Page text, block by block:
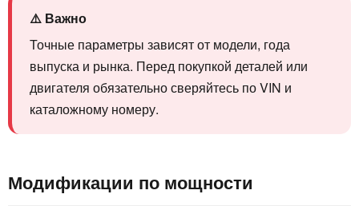
⚠️ Важно
Точные параметры зависят от модели, года
выпуска и рынка. Перед покупкой деталей или
двигателя обязательно сверяйтесь по VIN и
каталожному номеру.
Модификации по мощности